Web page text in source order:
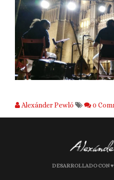
Alexánder Pewló
0
DESARROLLADO CON